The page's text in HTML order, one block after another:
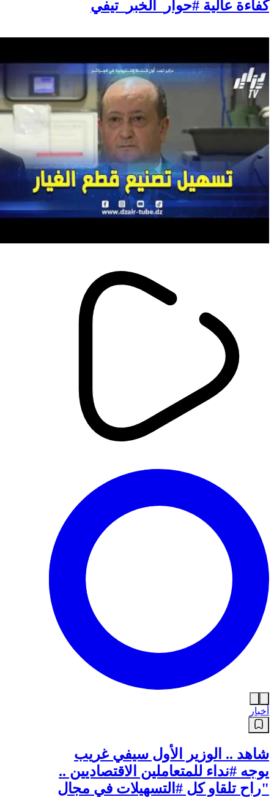
كفاءة عالية #حوار_الخبر_تيفي
أخبار
شاهد .. الوزير الأول سيفي غريب
يوجه #نداء للمتعاملين الاقتصاديين ..
"راح تلقاو كل #التسهيلات في مجال